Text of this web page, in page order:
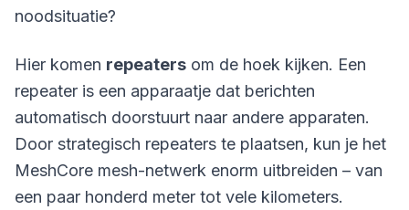
noodsituatie?
Hier komen repeaters om de hoek kijken. Een
repeater is een apparaatje dat berichten
automatisch doorstuurt naar andere apparaten.
Door strategisch repeaters te plaatsen, kun je het
MeshCore mesh-netwerk enorm uitbreiden – van
een paar honderd meter tot vele kilometers.